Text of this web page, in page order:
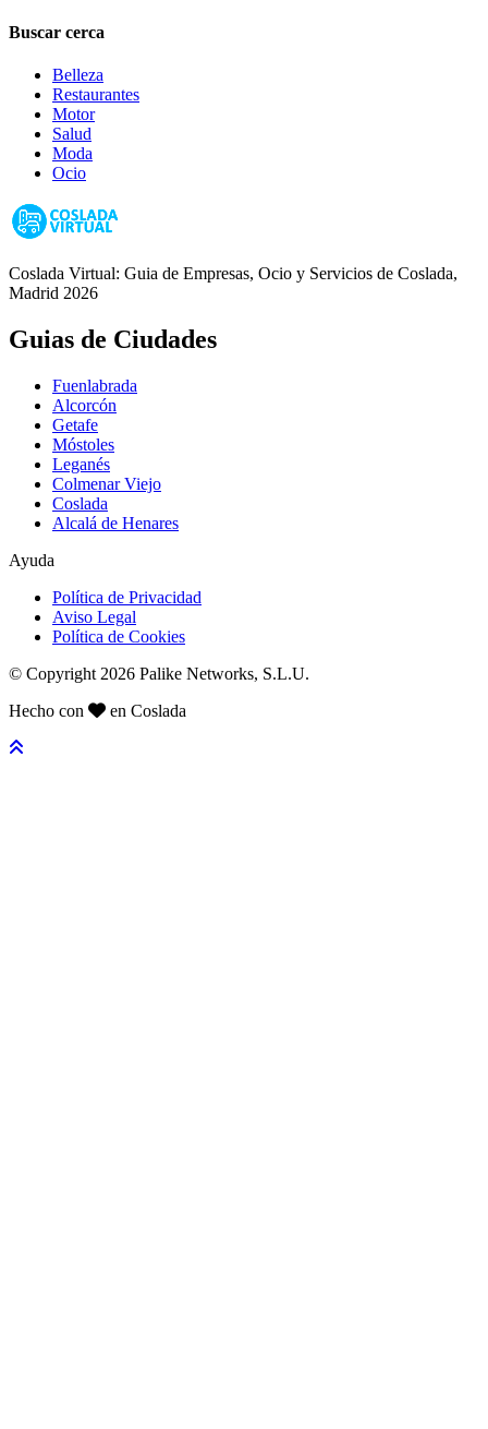
Buscar cerca
Belleza
Restaurantes
Motor
Salud
Moda
Ocio
Coslada Virtual: Guia de Empresas, Ocio y Servicios de Coslada,
Madrid 2026
Guias de Ciudades
Fuenlabrada
Alcorcón
Getafe
Móstoles
Leganés
Colmenar Viejo
Coslada
Alcalá de Henares
Ayuda
Política de Privacidad
Aviso Legal
Política de Cookies
© Copyright 2026 Palike Networks, S.L.U.
Hecho con
en Coslada